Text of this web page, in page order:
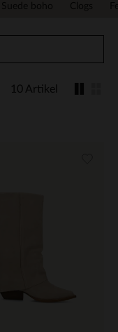
Suede boho Clogs
10 Artikel